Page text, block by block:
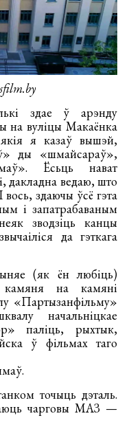
здае ў арэнду
на вуліцы Макаёнка
я казаў вышэй,
ды «шмайсараў»,
Ёсьць нават
дакладна ведаю, што
вось, здаючы ўсё гэта
і запатрабаваным
зводзіць канцы
да гэткага
(як ён любіць)
на камяні
«Партызанфільму»
начальніцкае
паліць, рыхтык,
ў фільмах таго
точыць дэталь.
чарговы МАЗ —